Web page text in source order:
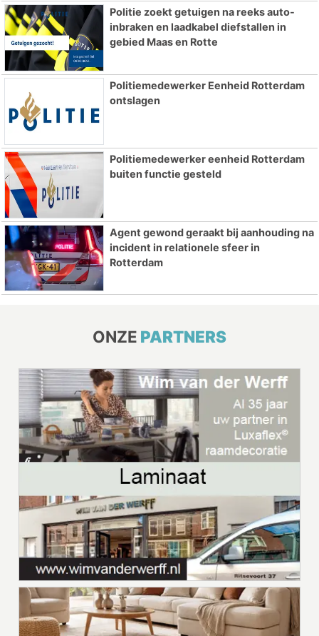
Politie zoekt getuigen na reeks auto-
inbraken en laadkabel diefstallen in
gebied Maas en Rotte
Politiemedewerker Eenheid Rotterdam
ontslagen
Politiemedewerker eenheid Rotterdam
buiten functie gesteld
Agent gewond geraakt bij aanhouding na
incident in relationele sfeer in
Rotterdam
ONZE PARTNERS